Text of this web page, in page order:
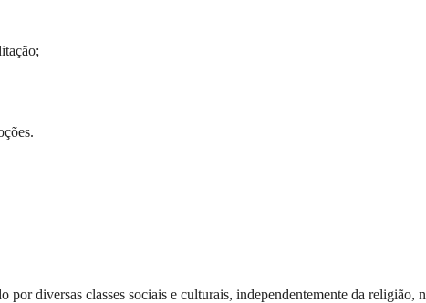
por diversas classes sociais e culturais, independentemente da